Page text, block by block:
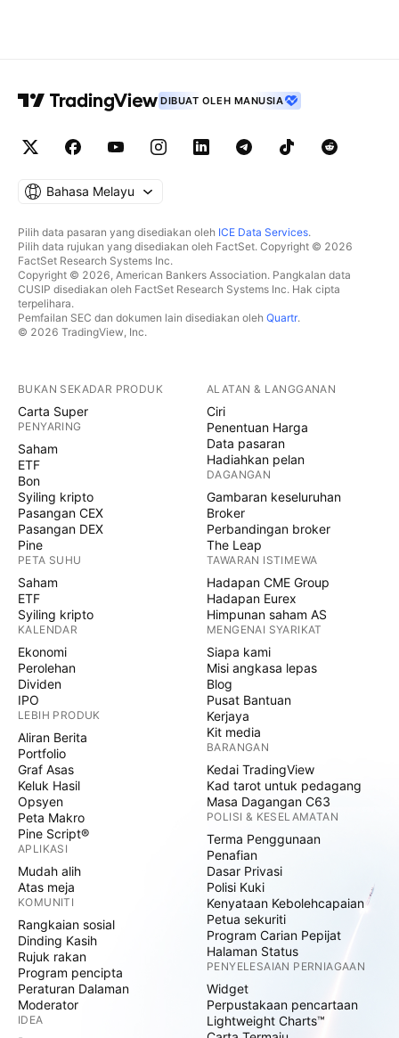
DIBUAT OLEH MANUSIA
Bahasa Melayu
Pilih data pasaran yang disediakan oleh ICE Data Services.
Pilih data rujukan yang disediakan oleh FactSet. Copyright © 2026
FactSet Research Systems Inc.
Copyright © 2026, American Bankers Association. Pangkalan data
CUSIP disediakan oleh FactSet Research Systems Inc. Hak cipta
terpelihara.
Pemfailan SEC dan dokumen lain disediakan oleh Quartr.
© 2026 TradingView, Inc.
BUKAN SEKADAR PRODUK
Carta Super
PENYARING
Saham
ETF
Bon
Syiling kripto
Pasangan CEX
Pasangan DEX
Pine
PETA SUHU
Saham
ETF
Syiling kripto
KALENDAR
Ekonomi
Perolehan
Dividen
IPO
LEBIH PRODUK
Aliran Berita
Portfolio
Graf Asas
Keluk Hasil
Opsyen
Peta Makro
Pine Script®
APLIKASI
Mudah alih
Atas meja
KOMUNITI
Rangkaian sosial
Dinding Kasih
Rujuk rakan
Program pencipta
Peraturan Dalaman
Moderator
IDEA
ALATAN & LANGGANAN
Ciri
Penentuan Harga
Data pasaran
Hadiahkan pelan
DAGANGAN
Gambaran keseluruhan
Broker
Perbandingan broker
The Leap
TAWARAN ISTIMEWA
Hadapan CME Group
Hadapan Eurex
Himpunan saham AS
MENGENAI SYARIKAT
Siapa kami
Misi angkasa lepas
Blog
Pusat Bantuan
Kerjaya
Kit media
BARANGAN
Kedai TradingView
Kad tarot untuk pedagang
Masa Dagangan C63
POLISI & KESELAMATAN
Terma Penggunaan
Penafian
Dasar Privasi
Polisi Kuki
Kenyataan Kebolehcapaian
Petua sekuriti
Program Carian Pepijat
Halaman Status
PENYELESAIAN PERNIAGAAN
Widget
Perpustakaan pencartaan
Lightweight Charts™